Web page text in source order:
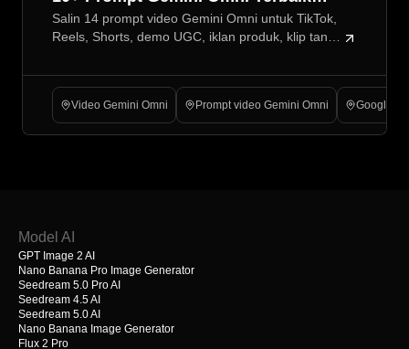
untuk Video Media Sosial: Panduan
Flyne AI
Salin 14 prompt video Gemini Omni untuk TikTok,
Reels, Shorts, demo UGC, iklan produk, klip tanpa
untuk tim.
Video Gemini Omni Prompt video Gemini Omni Google
Model AI
GPT Image 2 AI
Nano Banana Pro Image Generator
Seedream 5.0 Pro AI
Seedream 4.5 AI
Seedream 5.0 AI
Nano Banana Image Generator
Flux 2 Pro